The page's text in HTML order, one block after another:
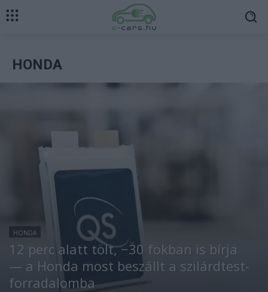
HONDA
HONDA
12 perc alatt tölt, −30 fokban is bírja
— a Honda most beszállt a szilárdtest-
forradalomba